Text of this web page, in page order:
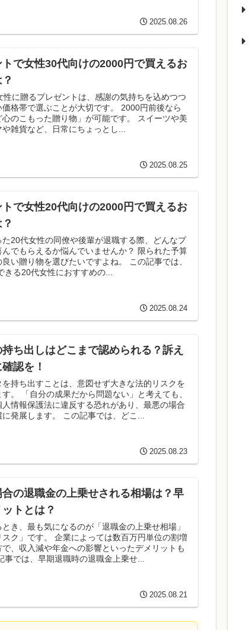
2025.08.26
で女性30代向けの2000円で買えるお
性に贈るプレゼントは、感謝の気持ちを込めつつ
格帯で選ぶことが大切です。 2000円前後なら
心のこもった贈り物」が可能です。 スイーツや美
雑貨など、日常にちょっとし...
2025.08.25
で女性20代向けの2000円で買えるお
20代女性の同僚や後輩が退職する際、どんなプ
んでもらえるか悩んでいませんか？ 限られた予算
い贈り物を選びたいですよね。 この記事では、
る20代女性におすすめの...
2025.08.24
ち出しはどこまで認められる？訴え
認を！
持ち出すことは、意図せず大きな法的リスクを
。 「自分の成果だから問題ない」と考えても、
情報保護法に違反する恐れがあり、最悪の場合
発展します。 この記事では、どこ...
2025.08.23
の退職金の上乗せされる相場は？早
トとは？
き、最も気になるのが「退職金の上乗せ相場」
スク」です。 企業によっては数百万円単位の割増
、収入減や年金への影響といったデメリットも
事では、早期退職時の退職金上乗せ...
2025.08.21